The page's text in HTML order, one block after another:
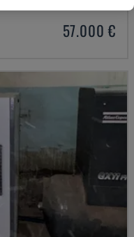
57.000 €